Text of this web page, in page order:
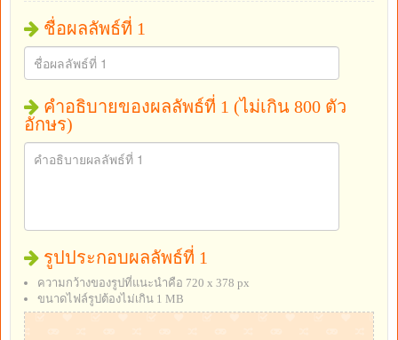
ชื่อผลลัพธ์ที่ 1
คำอธิบายของผลลัพธ์ที่ 1 (ไม่เกิน 800 ตัว
อักษร)
รูปประกอบผลลัพธ์ที่ 1
ความกว้างของรูปที่แนะนำคือ 720 x 378 px
ขนาดไฟล์รูปต้องไม่เกิน 1 MB